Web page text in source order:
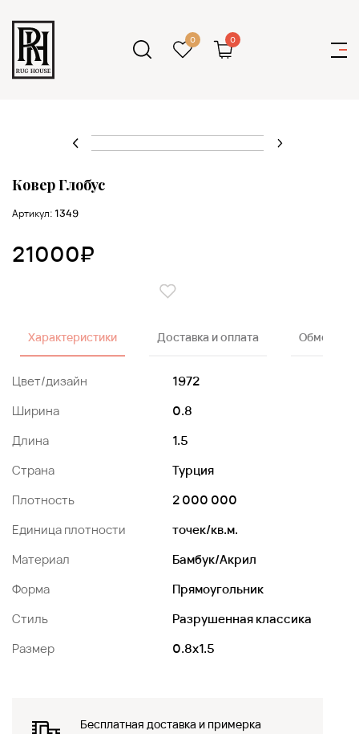
0 0
Ковер Глобус
Артикул:1349
21000₽
Характеристики Доставка и оплата Обмен и
Цвет/дизайн
1972
Ширина
0.8
Длина
1.5
Страна
Турция
Плотность
2 000 000
Единица плотности
точек/кв.м.
Материал
Бамбук/Акрил
Форма
Прямоугольник
Стиль
Разрушенная классика
Размер
0.8x1.5
Бесплатная доставка и примерка